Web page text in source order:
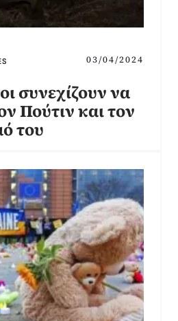
03/04/2024
συνεχίζουν να
Πούτιν και τον
του